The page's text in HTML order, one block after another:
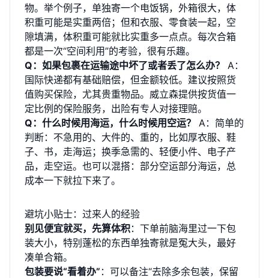
物。举个例子，单独寄一个电饭锅，外箱很大，体
积重可能是实重两倍；但和衣服、零食装一起，空
隙填满，体积重可能就比实重多一点点。每次合箱
都是一次“空间利用”的考验，很有乐趣。
Q：如果包裹在运输途中坏了或者丢了怎么办？
A：
国际快递都有基础赔偿，但金额较低。建议按照货
值购买保险，尤其贵重物品。威立森提供按货值一
定比例的保险服务，出险有专人对接理赔。
Q：什么时候用海运，什么时候用空运？
A：简单的
判断：不急用的、大件的、重的，比如厚衣服、鞋
子、书，走海运；换季急需的、轻便小件、电子产
品，走空运。也可以混搭：部分空运部分海运，总
成本一下就拉下来了。
避坑小贴士：过来人的经验
别见便宜就买，先算体积：下单前脑海里过一下包
装大小，特别蓬松的东西单独寄就是冤大头，最好
凑单合箱。
包装要说“看着办” ：可以备注“去除多余包装，保留